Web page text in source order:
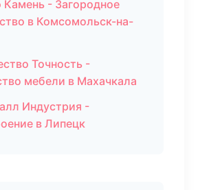
- Загородное
в Комсомольск-на-
Точность -
мебели в Махачкала
Индустрия -
в Липецк